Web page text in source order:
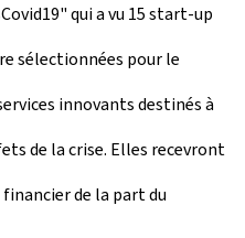
qui a vu 15 start-up
sélectionnées pour le
innovants destinés à
de la crise. Elles recevront
financier de la part du